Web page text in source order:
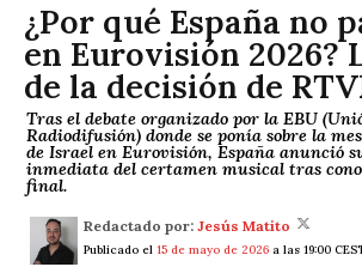
¿Por qué España no
en Eurovisión 2026?
de la decisión de
Tras el debate organizado por la EBU
Radiodifusión) donde se ponía sobre la
de Israel en Eurovisión, España anunció
inmediata del certamen musical tras
final.
Redactado por: Jesús Matito
Publicado el 15 de mayo de 2026 a las 19:00